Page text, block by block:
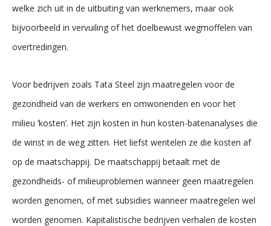
welke zich uit in de uitbuiting van werknemers, maar ook
bijvoorbeeld in vervuiling of het doelbewust wegmoffelen van
overtredingen.
Voor bedrijven zoals Tata Steel zijn maatregelen voor de
gezondheid van de werkers en omwonenden en voor het
milieu ‘kosten’. Het zijn kosten in hun kosten-batenanalyses die
de winst in de weg zitten. Het liefst wentelen ze die kosten af
op de maatschappij. De maatschappij betaalt met de
gezondheids- of milieuproblemen wanneer geen maatregelen
worden genomen, of met subsidies wanneer maatregelen wel
worden genomen. Kapitalistische bedrijven verhalen de kosten